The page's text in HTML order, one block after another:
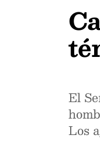
El
Los